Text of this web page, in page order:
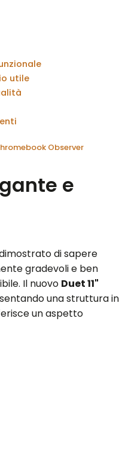
utile
Observer
e
di sapere
gradevoli e ben
Il nuovo Duet 11"
una struttura in
un aspetto